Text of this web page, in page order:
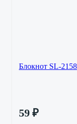
Блокнот SL-
59 ₽